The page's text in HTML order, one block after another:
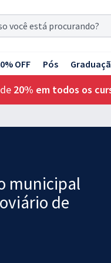
OFF Pós
20% em todos os
municipal
de